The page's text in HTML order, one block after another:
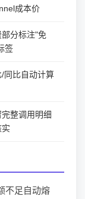
成本价
分标注"免
签
/同比自动计算
整调用明细
不足自动熔